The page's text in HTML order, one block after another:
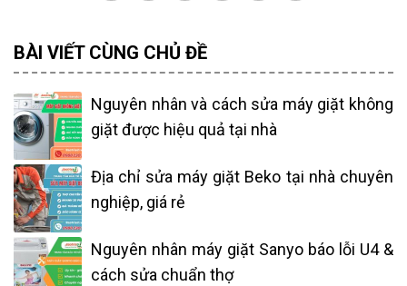
BÀI VIẾT CÙNG CHỦ ĐỀ
Nguyên nhân và cách sửa máy giặt không
giặt được hiệu quả tại nhà
Địa chỉ sửa máy giặt Beko tại nhà chuyên
nghiệp, giá rẻ
Nguyên nhân máy giặt Sanyo báo lỗi U4 &
cách sửa chuẩn thợ